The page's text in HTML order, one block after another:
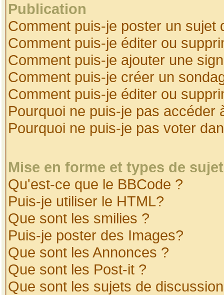
Publication
Comment puis-je poster un sujet
Comment puis-je éditer ou
Comment puis-je ajouter une
Comment puis-je créer un
Comment puis-je éditer ou
Pourquoi ne puis-je pas accéder
Pourquoi ne puis-je pas voter
Mise en forme et types de
Qu'est-ce que le BBCode ?
Puis-je utiliser le HTML?
Que sont les smilies ?
Puis-je poster des Images?
Que sont les Annonces ?
Que sont les Post-it ?
Que sont les sujets de